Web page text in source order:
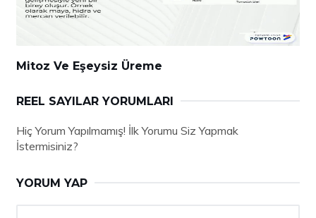
Mitoz Ve Eşeysiz Üreme
REEL SAYILAR YORUMLARI
Hiç Yorum Yapılmamış! İlk Yorumu Siz Yapmak
İstermisiniz?
YORUM YAP